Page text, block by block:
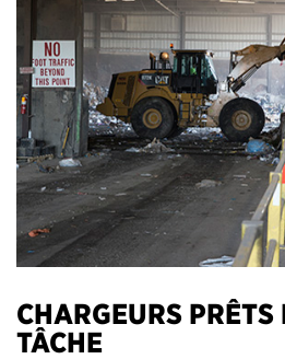
CHARGEURS PRÊTS
TÂCHE